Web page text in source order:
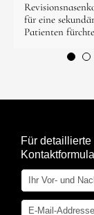
für eine
Patienten
Für